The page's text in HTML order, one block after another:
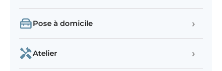
Pose à domicile ›
Atelier ›